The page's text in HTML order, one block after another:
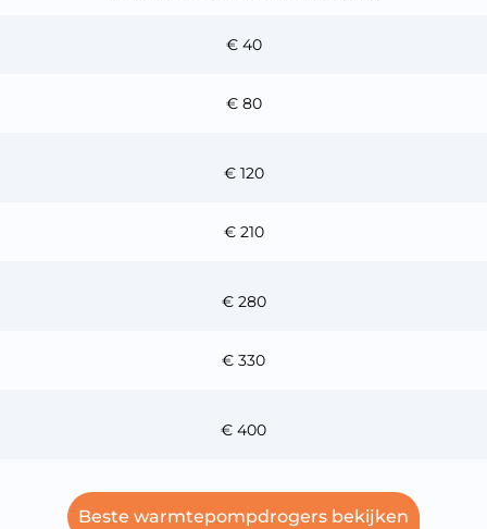
€ 40
€ 80
€ 120
€ 210
€ 280
€ 330
€ 400
Beste warmtepompdrogers bekijken